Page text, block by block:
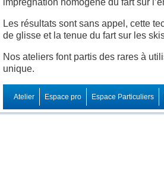
imprégnation homogène du fart sur
Les résultats sont sans appel, cette
de glisse et la tenue du fart sur les
Nos ateliers font partis des rares à
unique.
Atelier Espace pro Espace Particuliers